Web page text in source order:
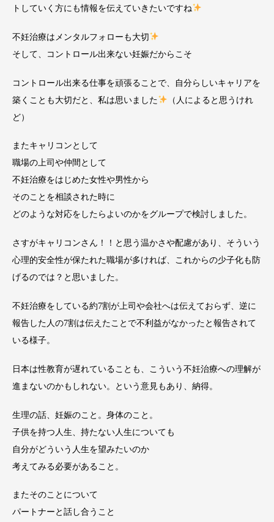
トしていく方にも情報を伝えていきたいですね
不妊治療はメンタルフォローも大切
そして、コントロール出来ない妊娠だからこそ
コントロール出来る仕事を頑張ることで、自分らしいキャリアを
築くことも大切だと、私は思いました
（人によると思うけれ
ど）
またキャリコンとして
職場の上司や仲間として
不妊治療をはじめた女性や男性から
そのことを相談された時に
どのような対応をしたらよいのかをグループで検討しました。
さすがキャリコンさん！！と思う温かさや配慮があり、そういう
心理的安全性が保たれた職場が多ければ、これからの少子化も防
げるのでは？と思いました。
不妊治療をしている約7割が上司や会社へは伝えておらず、逆に
報告した人の7割は伝えたことで不利益がなかったと報告されて
いる様子。
日本は性教育が遅れていることも、こういう不妊治療への理解が
進まないのかもしれない。という意見もあり、納得。
生理の話、妊娠のこと。身体のこと。
子供を持つ人生、持たない人生についても
自分がどういう人生を望みたいのか
考えてみる必要があること。
またそのことについて
パートナーと話し合うこと